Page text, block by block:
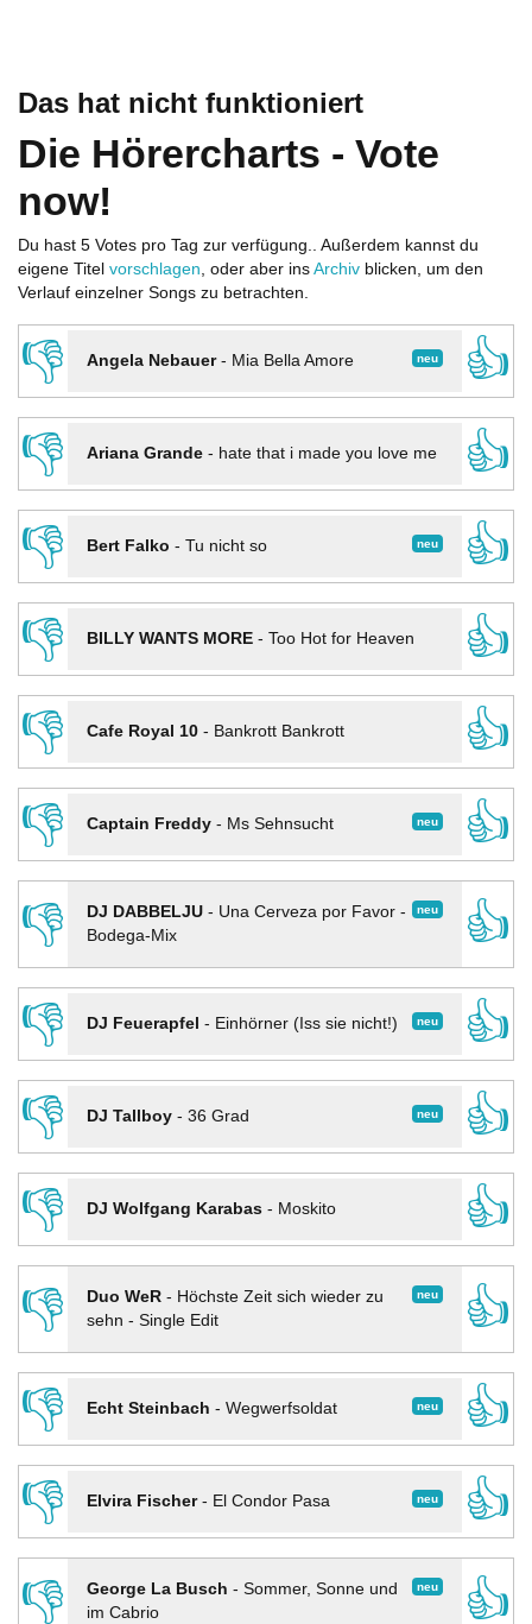
Das hat nicht funktioniert
Die Hörercharts - Vote
now!
Du hast 5 Votes pro Tag zur verfügung.. Außerdem kannst du
eigene Titel vorschlagen, oder aber ins Archiv blicken, um den
Verlauf einzelner Songs zu betrachten.
👎 neu
Angela Nebauer- Mia Bella Amore
👍
👎
Ariana Grande- hate that i made you love me
👍
👎
neu
Bert Falko - Tu nicht so
👍
👎
BILLY WANTS MORE- Too Hot for Heaven
👍
👎
Cafe Royal 10- Bankrott Bankrott
👍
👎
neu
Captain Freddy- Ms Sehnsucht
👍
👎
neu
DJ DABBELJU- Una Cerveza por Favor -
Bodega-Mix
👍
👎
neu
DJ Feuerapfel - Einhörner (Iss sie nicht!)
👍
👎
neu
DJ Tallboy- 36 Grad
👍
👎
DJ Wolfgang Karabas- Moskito
👍
👎
neu
Duo WeR- Höchste Zeit sich wieder zu
sehn - Single Edit
👍
👎
neu
Echt Steinbach - Wegwerfsoldat
👍
👎
neu
Elvira Fischer- El Condor Pasa
👍
👎
neu
George La Busch - Sommer, Sonne und
im Cabrio
👍